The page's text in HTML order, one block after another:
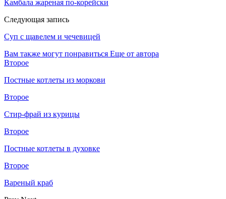
Камбала жареная по-корейски
Следующая запись
Суп с щавелем и чечевицей
Вам также могут понравиться Еще от автора
Второе
Постные котлеты из моркови
Второе
Стир-фрай из курицы
Второе
Постные котлеты в духовке
Второе
Вареный краб